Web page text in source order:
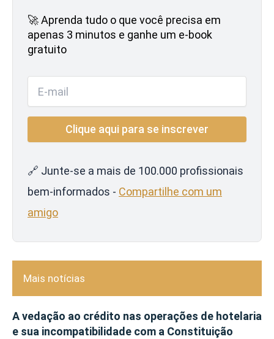
🚀 Aprenda tudo o que você precisa em
apenas 3 minutos e ganhe um e-book
gratuito
🔗 Junte-se a mais de 100.000 profissionais
bem-informados - Compartilhe com um
amigo
Mais notícias
A vedação ao crédito nas operações de hotelaria
e sua incompatibilidade com a Constituição